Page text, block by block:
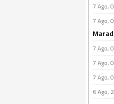
7 Ago,
7 Ago,
7 Ago,
7 Ago,
7 Ago,
6 Ago,